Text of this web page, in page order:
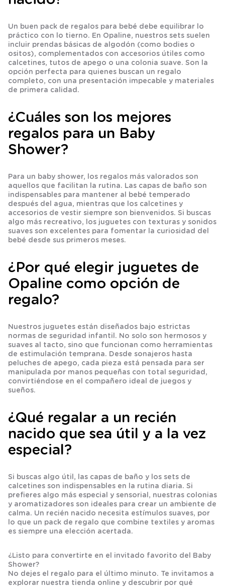
Un buen pack de regalos para bebé debe equilibrar lo
práctico con lo tierno. En Opaline, nuestros sets suelen
incluir prendas básicas de algodón (como bodies o
ositos), complementados con accesorios útiles como
calcetines, tutos de apego o una colonia suave. Son la
opción perfecta para quienes buscan un regalo
completo, con una presentación impecable y materiales
de primera calidad.
¿Cuáles son los mejores
regalos para un Baby
Shower?
Para un baby shower, los regalos más valorados son
aquellos que facilitan la rutina. Las capas de baño son
indispensables para mantener al bebé temperado
después del agua, mientras que los calcetines y
accesorios de vestir siempre son bienvenidos. Si buscas
algo más recreativo, los juguetes con texturas y sonidos
suaves son excelentes para fomentar la curiosidad del
bebé desde sus primeros meses.
¿Por qué elegir juguetes de
Opaline como opción de
regalo?
Nuestros juguetes están diseñados bajo estrictas
normas de seguridad infantil. No solo son hermosos y
suaves al tacto, sino que funcionan como herramientas
de estimulación temprana. Desde sonajeros hasta
peluches de apego, cada pieza está pensada para ser
manipulada por manos pequeñas con total seguridad,
convirtiéndose en el compañero ideal de juegos y
sueños.
¿Qué regalar a un recién
nacido que sea útil y a la vez
especial?
Si buscas algo útil, las capas de baño y los sets de
calcetines son indispensables en la rutina diaria. Si
prefieres algo más especial y sensorial, nuestras colonias
y aromatizadores son ideales para crear un ambiente de
calma. Un recién nacido necesita estímulos suaves, por
lo que un pack de regalo que combine textiles y aromas
es siempre una elección acertada.
¿Listo para convertirte en el invitado favorito del Baby
Shower?
No dejes el regalo para el último minuto. Te invitamos a
explorar nuestra tienda online y descubrir por qué